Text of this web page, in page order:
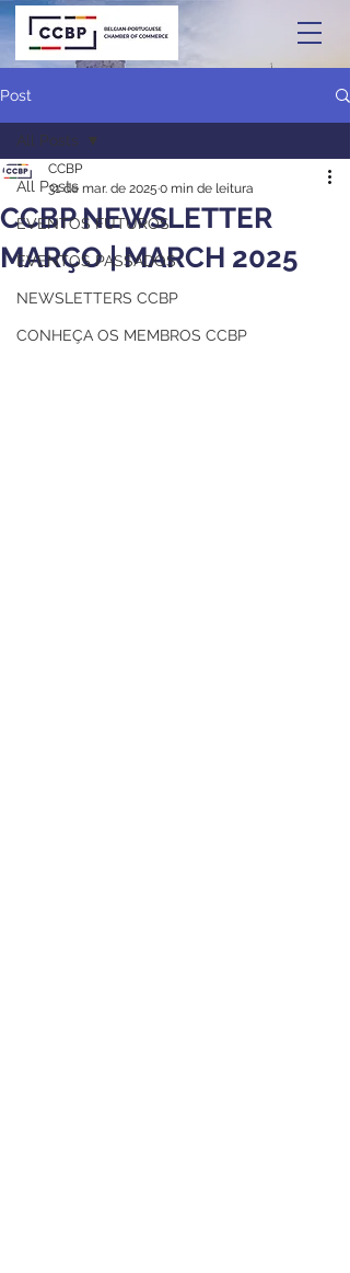
Post
All Posts
EVENTOS FUTUROS
EVENTOS PASSADOS
NEWSLETTERS CCBP
CONHEÇA OS MEMBROS CCBP
All Posts
CCBP NEWSLETTER
MARÇO | MARCH 2025
CCBP
31 de mar. de 2025 0 min de leitura